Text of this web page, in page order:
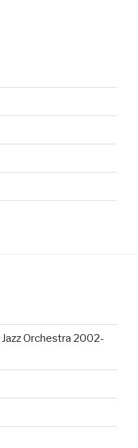
Orchestra 2002-